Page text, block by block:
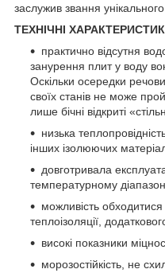
заслужив звання
ТЕХНІЧНІ
практично відсутня
занурення плит у воду
Оскільки осередки
своїх станів не може
лише бічні відкриті
низька
інших ізолюючих
довготривала
температурному
можливість обходитися
теплоізоляції,
високі показники
морозостійкість, не